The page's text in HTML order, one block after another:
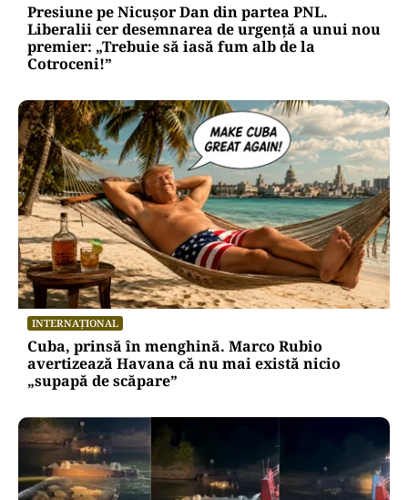
Presiune pe Nicușor Dan din partea PNL.
Liberalii cer desemnarea de urgență a unui nou
premier: „Trebuie să iasă fum alb de la
Cotroceni!”
INTERNAȚIONAL
Cuba, prinsă în menghină. Marco Rubio
avertizează Havana că nu mai există nicio
„supapă de scăpare”